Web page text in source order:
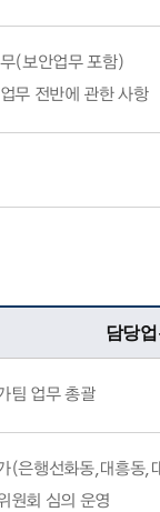
(보안업무 포함)
무 전반에 관한 사항
담당
팀 업무 총괄
(은행선화동,대흥동,
원회 심의 운영